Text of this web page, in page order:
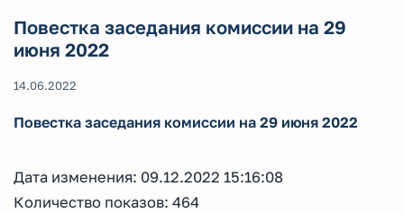
Повестка заседания комиссии на 29
июня 2022
14.06.2022
Повестка заседания комиссии на 29 июня 2022
Дата изменения: 09.12.2022 15:16:08
Количество показов: 464